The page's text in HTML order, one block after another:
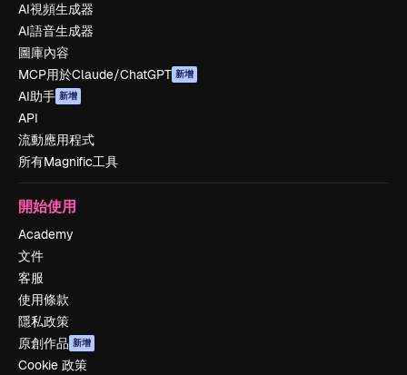
AI視頻生成器
AI語音生成器
圖庫內容
MCP用於Claude/ChatGPT 新增
AI助手 新增
API
流動應用程式
所有Magnific工具
開始使用
Academy
文件
客服
使用條款
隱私政策
原創作品 新增
Cookie 政策